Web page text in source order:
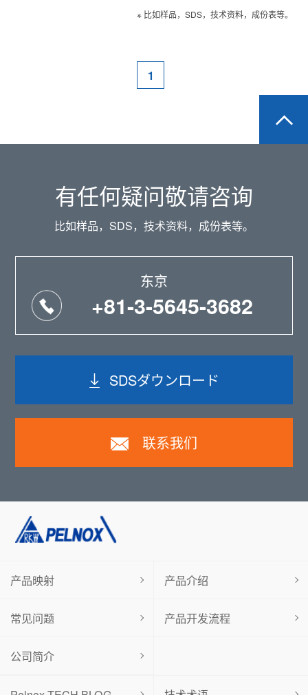
※ 比如样品，SDS，技术资料，成份表等。
1
有任何疑问敬请咨询
比如样品，SDS，技术资料，成份表等。
东京
+81-3-5645-3682
SDSダウンロード
联系我们
产品映射 产品介绍
常见问题 产品开发流程
公司简介